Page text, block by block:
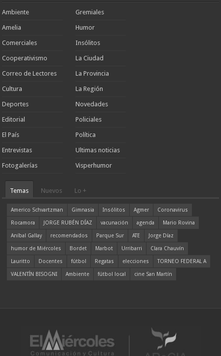
Ambiente
Amelia
Comerciales
Cooperativismo
Correo de Lectores
Cultura
Deportes
Editorial
El País
Entrevistas
Fotogalerías
Gremiales
Humor
Insólitos
La Ciudad
La Provincia
La Región
Novedades
Policiales
Política
Ultimas noticias
Visperhumor
Temas Nuevos Lo +
Americo Schvartzman Gimnasia Insólitos Agmer
Coronavirus
Rocamora
JORGE RUBÉN DÍAZ vacunación agenda
Mario Rovina
Aníbal Gallay
recomendados Parque Sur ATE
Jorge Díaz
humor de Miércoles
Bordet Marbot Urribarri
Clara Chauvín
Lauritto
Docentes fútbol Regatas elecciones
TORNEO FEDERAL A
VALENTÍN BISOGNI
Ambiente fútbol local cine San Martín